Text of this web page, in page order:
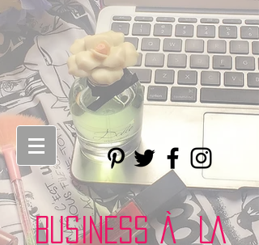
BUSINESS À LA